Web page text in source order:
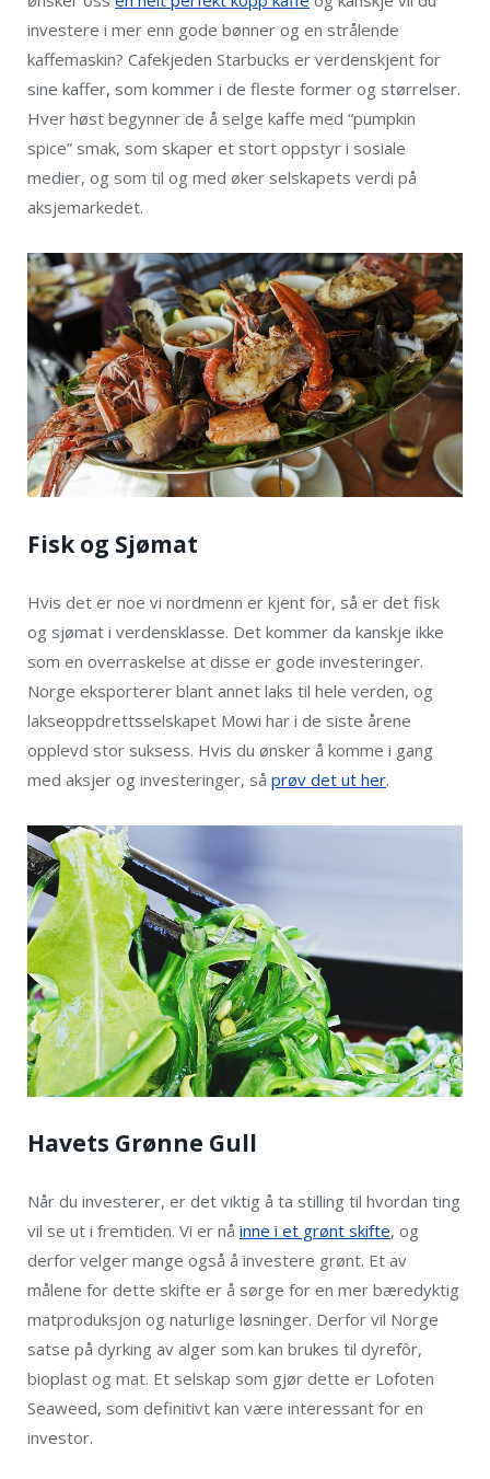
investere i mer enn gode bønner og en strålende
kaffemaskin? Cafekjeden Starbucks er verdenskjent for
sine kaffer, som kommer i de fleste former og størrelser.
Hver høst begynner de å selge kaffe med “pumpkin
spice” smak, som skaper et stort oppstyr i sosiale
medier, og som til og med øker selskapets verdi på
aksjemarkedet.
Fisk og Sjømat
Hvis det er noe vi nordmenn er kjent for, så er det fisk
og sjømat i verdensklasse. Det kommer da kanskje ikke
som en overraskelse at disse er gode investeringer.
Norge eksporterer blant annet laks til hele verden, og
lakseoppdrettsselskapet Mowi har i de siste årene
opplevd stor suksess. Hvis du ønsker å komme i gang
med aksjer og investeringer, så prøv det ut her.
Havets Grønne Gull
Når du investerer, er det viktig å ta stilling til hvordan ting
vil se ut i fremtiden. Vi er nå inne i et grønt skifte, og
derfor velger mange også å investere grønt. Et av
målene for dette skifte er å sørge for en mer bæredyktig
matproduksjon og naturlige løsninger. Derfor vil Norge
satse på dyrking av alger som kan brukes til dyrefôr,
bioplast og mat. Et selskap som gjør dette er Lofoten
Seaweed, som definitivt kan være interessant for en
investor.